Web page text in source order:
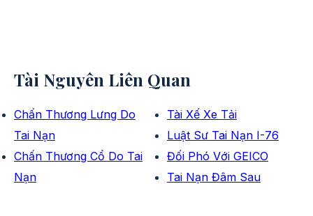
Tài Nguyên Liên Quan
Chấn Thương Lưng Do
Tai Nạn
Chấn Thương Cổ Do Tai
Nạn
Tài Xế Xe Tải
Luật Sư Tai Nạn I-76
Đối Phó Với GEICO
Tai Nạn Đâm Sau